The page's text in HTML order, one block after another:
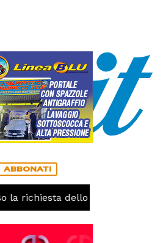
ABBONATI
richiesta dello stato di calamità